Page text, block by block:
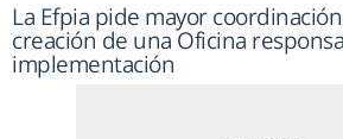
La Efpia pide mayor coordinación
creación de una Oficina
implementación